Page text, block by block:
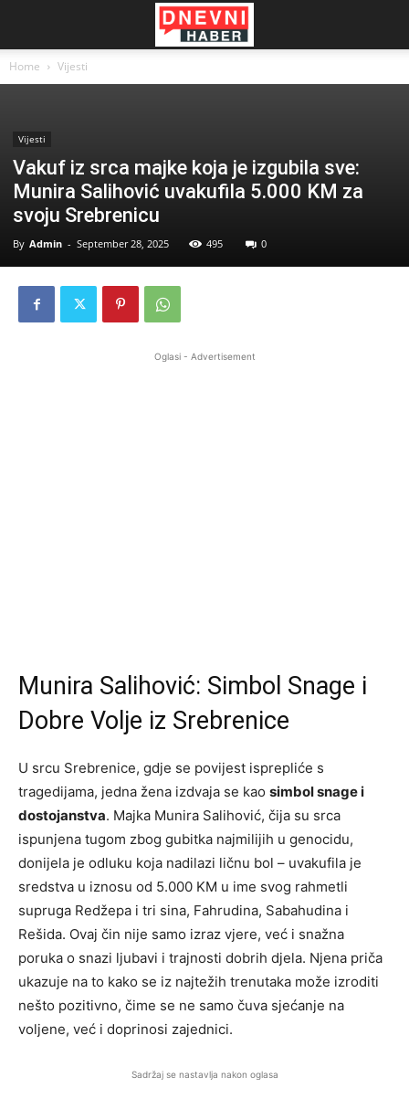
Home Vijesti
Vijesti
Vakuf iz srca majke koja je izgubila sve:
Munira Salihović uvakufila 5.000 KM za
svoju Srebrenicu
By Admin - September 28, 2025 495 0
Oglasi - Advertisement
Munira Salihović: Simbol Snage i
Dobre Volje iz Srebrenice
U srcu Srebrenice, gdje se povijest isprepliće s
tragedijama, jedna žena izdvaja se kao simbol snage i
dostojanstva. Majka Munira Salihović, čija su srca
ispunjena tugom zbog gubitka najmilijih u genocidu,
donijela je odluku koja nadilazi ličnu bol – uvakufila je
sredstva u iznosu od 5.000 KM u ime svog rahmetli
supruga Redžepa i tri sina, Fahrudina, Sabahudina i
Rešida. Ovaj čin nije samo izraz vjere, već i snažna
poruka o snazi ljubavi i trajnosti dobrih djela. Njena priča
ukazuje na to kako se iz najtežih trenutaka može izroditi
nešto pozitivno, čime se ne samo čuva sjećanje na
voljene, već i doprinosi zajednici.
Sadržaj se nastavlja nakon oglasa